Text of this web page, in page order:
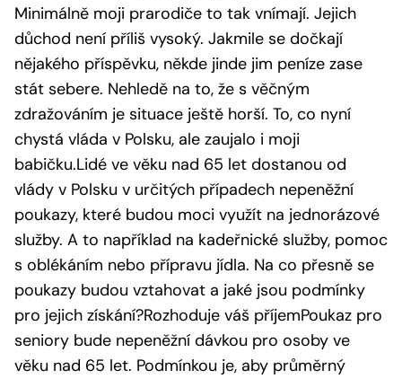
Minimálně moji prarodiče to tak vnímají. Jejich
důchod není příliš vysoký. Jakmile se dočkají
nějakého příspěvku, někde jinde jim peníze zase
stát sebere. Nehledě na to, že s věčným
zdražováním je situace ještě horší. To, co nyní
chystá vláda v Polsku, ale zaujalo i moji
babičku.Lidé ve věku nad 65 let dostanou od
vlády v Polsku v určitých případech nepeněžní
poukazy, které budou moci využít na jednorázové
služby. A to například na kadeřnické služby, pomoc
s oblékáním nebo přípravu jídla. Na co přesně se
poukazy budou vztahovat a jaké jsou podmínky
pro jejich získání?Rozhoduje váš příjemPoukaz pro
seniory bude nepeněžní dávkou pro osoby ve
věku nad 65 let. Podmínkou je, aby průměrný